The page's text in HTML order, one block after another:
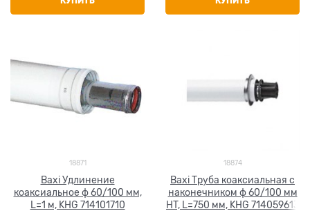
18871
Baxi Удлинение
коаксиальное ф 60/100 мм,
L=1 м, KHG 714101710
18874
Baxi Труба коаксиальная с
наконечником ф 60/100 мм
HT, L=750 мм, KHG 714059613